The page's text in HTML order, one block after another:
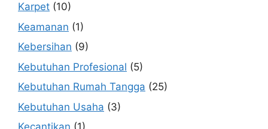
Karpet (10)
Keamanan (1)
Kebersihan (9)
Kebutuhan Profesional (5)
Kebutuhan Rumah Tangga (25)
Kebutuhan Usaha (3)